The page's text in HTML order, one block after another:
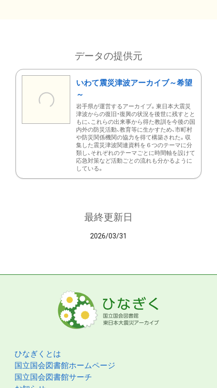
データの提供元
いわて震災津波アーカイブ～希望
～
岩手県が運営するアーカイブ。東日本大震災
津波からの復旧・復興の状況を後世に残すとと
もに、これらの出来事から得た教訓を今後の国
内外の防災活動、教育等に生かすため、市町村
や防災関係機関の協力を得て構築された。収
集した震災津波関連資料を６つのテーマに分
類し、それぞれのテーマごとに時間軸を設けて
応急対策など活動ごとの流れも分かるように
している。
最終更新日
2026/03/31
ひなぎくとは
国立国会図書館ホームページ
国立国会図書館サーチ